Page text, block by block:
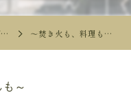
～焚き火も、料理も、団らんも～
～